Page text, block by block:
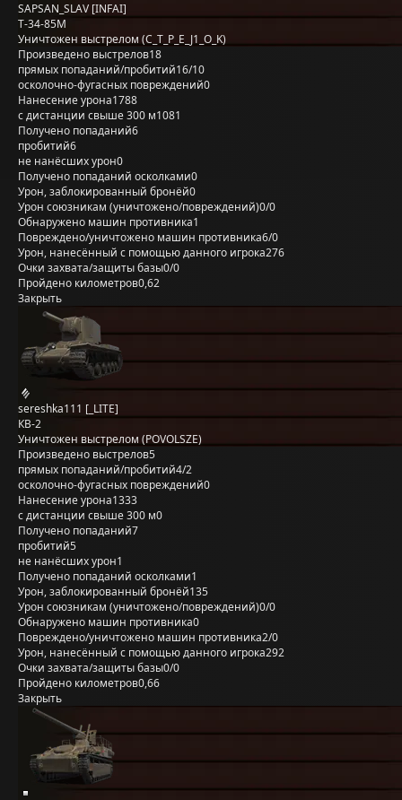
SAPSAN_SLAV [INFAI]
Т-34-85М
Уничтожен выстрелом (C_T_P_E_J1_O_K)
Произведено выстрелов18
прямых попаданий/пробитий16/10
осколочно-фугасных повреждений0
Нанесение урона1788
с дистанции свыше 300 м1081
Получено попаданий6
пробитий6
не нанёсших урон0
Получено попаданий осколками0
Урон, заблокированный бронёй0
Урон союзникам (уничтожено/повреждений)0/0
Обнаружено машин противника1
Повреждено/уничтожено машин противника6/0
Урон, нанесённый с помощью данного игрока276
Очки захвата/защиты базы0/0
Пройдено километров0,62
Закрыть
sereshka111 [_LITE]
КВ-2
Уничтожен выстрелом (POVOLSZE)
Произведено выстрелов5
прямых попаданий/пробитий4/2
осколочно-фугасных повреждений0
Нанесение урона1333
с дистанции свыше 300 м0
Получено попаданий7
пробитий5
не нанёсших урон1
Получено попаданий осколками1
Урон, заблокированный бронёй135
Урон союзникам (уничтожено/повреждений)0/0
Обнаружено машин противника0
Повреждено/уничтожено машин противника2/0
Урон, нанесённый с помощью данного игрока292
Очки захвата/защиты базы0/0
Пройдено километров0,66
Закрыть